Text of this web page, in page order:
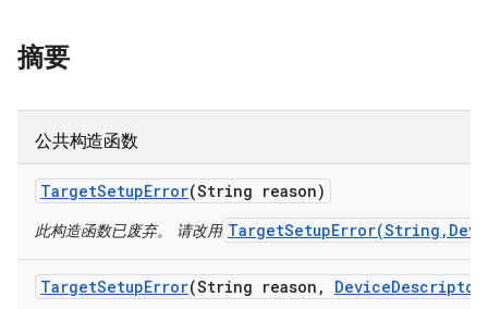
摘要
公共构造函数
TargetSetupError(String reason)
此构造函数已废弃。 请改用
TargetSetupError(String reason , DeviceDescriptor